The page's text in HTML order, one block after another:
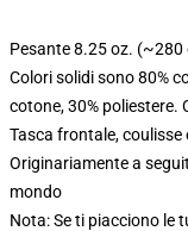
Pesante 8.25 oz.
Colori solidi sono 80%
cotone, 30% poliestere.
Tasca frontale, coulisse
Originariamente a
mondo
Nota: Se ti piacciono le